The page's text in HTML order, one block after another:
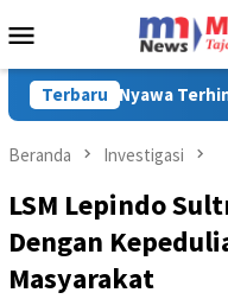
ke
Mobile
Terbaru
MIND ID Tegaskan
Beranda Investigasi
LSM Lepindo
Dengan
Masyarakat